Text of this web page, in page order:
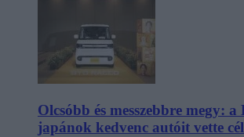
Olcsóbb és messzebbre megy:
japánok kedvenc autóit vette